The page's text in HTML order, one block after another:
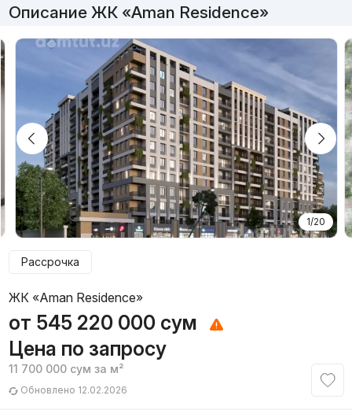
Описание ЖК «Aman Residence»
1/20
Рассрочка
ЖК «Aman Residence»
от 545 220 000 сум
Цена по запросу
11 700 000 сум за м²
Обновлено 12.02.2026